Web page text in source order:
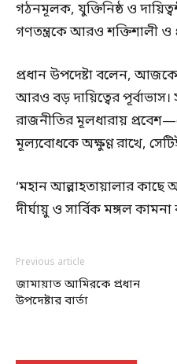
গঠনমূলক, যুক্তিনিষ্ঠ ও
গণতন্ত্রকে আরও শক্তিশালী ও
প্রধান উপদেষ্টা বলেন,
আরও বড় দায়িত্বের পূর্বাভাস।
রাজনীতির মূলধারায়
মূল্যবোধকে অক্ষুণ্ণ রাখে,
‘মহান আল্লাহতায়ালার কাছে
দীর্ঘায়ু ও সার্বিক মঙ্গল
Previous article
জামায়াত আমিরকে প্রধান
উপদেষ্টার বার্তা